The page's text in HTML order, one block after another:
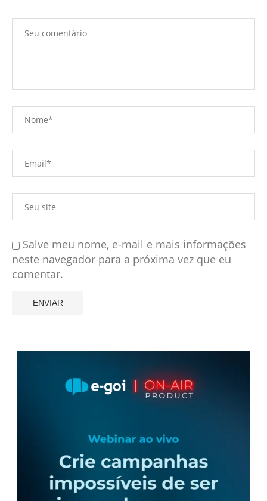
Salve meu nome, e-mail e mais informações
neste navegador para a próxima vez que eu
comentar.